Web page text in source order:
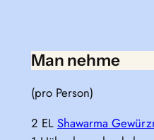
Man nehme
(pro Person)
2 EL Shawarma